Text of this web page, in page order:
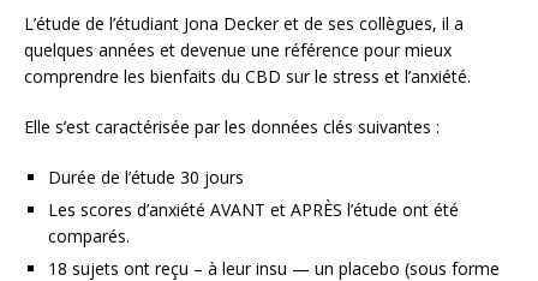
L’étude de l’étudiant Jona Decker et de ses collègues, il a
quelques années et devenue une référence pour mieux
comprendre les bienfaits du CBD sur le stress et l’anxiété.
Elle s’est caractérisée par les données clés suivantes :
Durée de l’étude 30 jours
Les scores d’anxiété AVANT et APRÈS l’étude ont été
comparés.
18 sujets ont reçu – à leur insu — un placebo (sous forme